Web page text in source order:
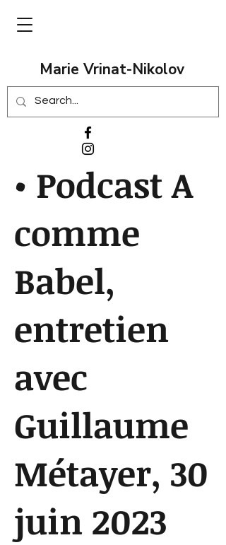
Marie Vrinat-Nikolov
• Podcast A
comme
Babel,
entretien
avec
Guillaume
Métayer, 30
juin 2023